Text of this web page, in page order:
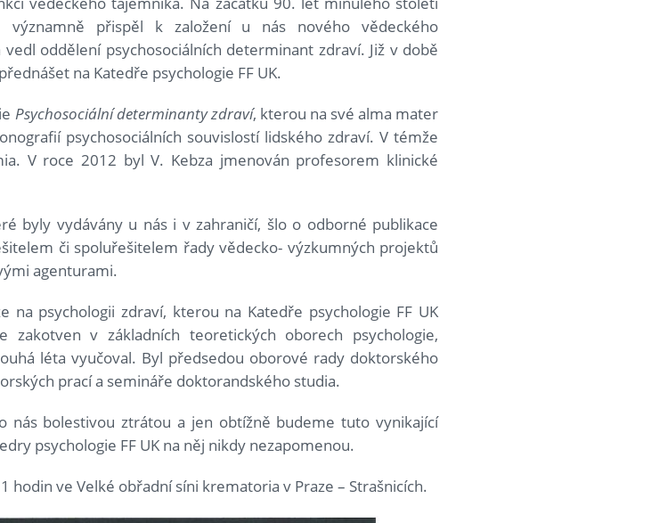
přispěl k založení u nás nového vědeckého
oddělení psychosociálních determinant zdraví. Již v době
na Katedře psychologie FF UK.
Psychosociální determinanty zdraví, kterou na své alma mater
psychosociálních souvislostí lidského zdraví. V témže
V roce 2012 byl V. Kebza jmenován profesorem klinické
byly vydávány u nás i v zahraničí, šlo o odborné publikace
či spoluřešitelem řady vědecko- výzkumných projektů
agenturami.
na psychologii zdraví, kterou na Katedře psychologie FF UK
v základních teoretických oborech psychologie,
léta vyučoval. Byl předsedou oborové rady doktorského
prací a semináře doktorandského studia.
nás bolestivou ztrátou a jen obtížně budeme tuto vynikající
psychologie FF UK na něj nikdy nezapomenou.
hodin ve Velké obřadní síni krematoria v Praze – Strašnicích.